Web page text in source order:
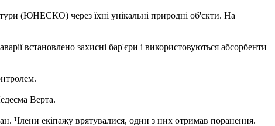
(ЮНЕСКО) через їхні унікальні природні об'єкти. На
встановлено захисні бар'єри і використовуються абсорбенти
Верта.
Члени екіпажу врятувалися, один з них отримав поранення.